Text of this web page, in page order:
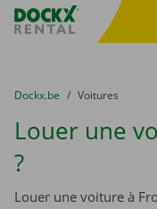
sitename
You are here:
du
Dockx.be to
Voitures
Louer une
?
Louer une voiture à